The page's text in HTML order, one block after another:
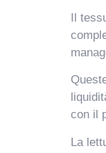
Il
con il
La